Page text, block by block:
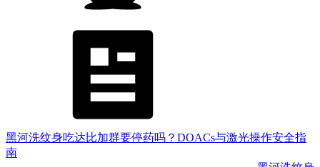
黑河洗纹身吃达比加群要停药吗？DOACs与激光操作安全指
南